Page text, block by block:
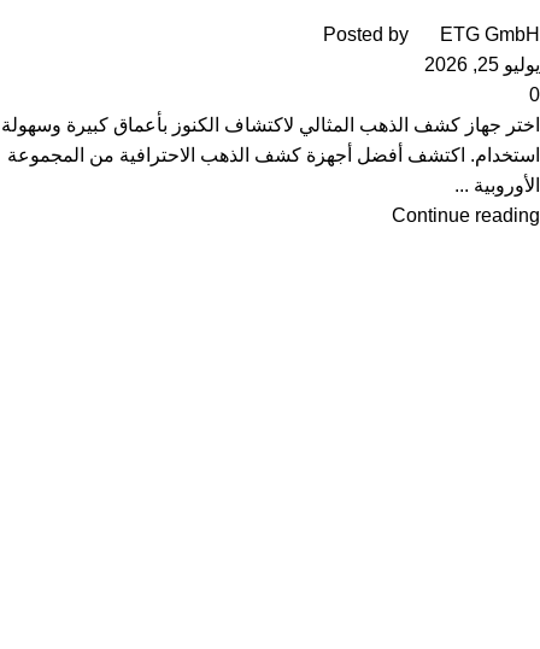
Posted by
ETG GmbH
يوليو 25, 2026
0
اختر جهاز كشف الذهب المثالي لاكتشاف الكنوز بأعماق كبيرة وسهولة
استخدام. اكتشف أفضل أجهزة كشف الذهب الاحترافية من المجموعة
الأوروبية ...
Continue reading